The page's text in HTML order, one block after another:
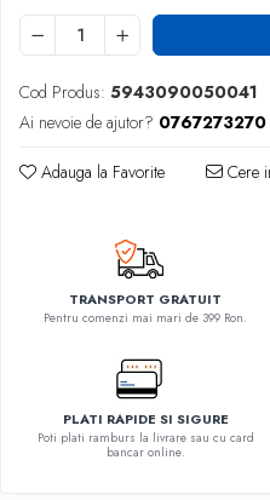
Cod Produs: 5943090050041
Ai nevoie de ajutor? 0767273270
Adauga la Favorite Cere
TRANSPORT GRATUIT
Pentru comenzi mai mari de 399 Ron.
PLATI RAPIDE SI SIGURE
Poti plati ramburs la livrare sau cu card
bancar online.